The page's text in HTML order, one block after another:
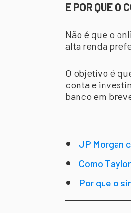
E POR QUE O
Não é que o
alta renda
O objetivo é
conta e
banco em
JP Morgan
Como
Por que o